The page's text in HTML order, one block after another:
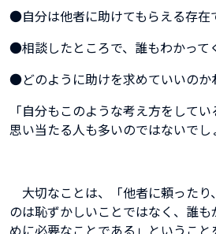
●自分は他者に助けてもらえる存在
●相談したところで、誰もわかって
●どのように助けを求めていいのか
「自分もこのような考え方をして
思い当たる人も多いのではないでし
大切なことは、「他者に頼ったり
のは恥ずかしいことではなく、誰